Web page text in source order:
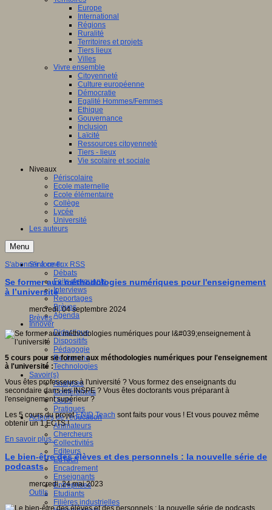
Europe
International
Régions
Ruralité
Territoires et projets
Tiers lieux
Villes
Vivre ensemble
Citoyenneté
Culture européenne
Démocratie
Egalité Hommes/Femmes
Ethique
Gouvernance
Inclusion
Laïcité
Ressources citoyenneté
Tiers - lieux
Vie scolaire et sociale
Niveaux
Périscolaire
Ecole maternelle
Ecole élémentaire
Collège
Lycée
Université
Les auteurs
Menu
S'informer
Débats
Faits marquants
Interviews
Reportages
Brèves
Agenda
Innover
Didactique
Dispositifs
Pédagogie
Recherche
Technologies
Savoir(s)
Analyses
Conférences
Outils
Pratiques
Acteurs de l'éducation
Animateurs
Chercheurs
Collectivités
Editeurs
EdTech
Encadrement
Enseignants
Entreprises
Etudiants
Filières industrielles
S'abonner à ce flux RSS
Se former aux méthodologies numériques pour l'enseignement
à l’université
mercredi, 04 septembre 2024
Brèves
5 cours pour se former aux méthodologies numériques pour l'enseignement
à l'université :
Vous êtes professeurs à l'université ? Vous formez des enseignants du
secondaire dans les INSPE ? Vous êtes doctorants vous préparant à
l'enseignement supérieur ?
Les 5 cours du projetENID Teach sont faits pour vous ! Et vous pouvez même
obtenir un 1 ECTS !
En savoir plus...
Le bien-être des élèves et des personnels : la nouvelle série de
podcasts
mercredi, 24 mai 2023
Outils